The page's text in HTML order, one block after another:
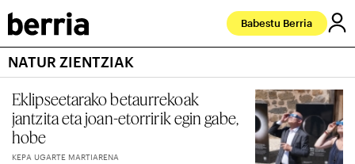
Babestu Berria
NATUR ZIENTZIAK
Eklipseetarako betaurrekoak
jantzita eta joan-etorririk egin gabe,
hobe
KEPA UGARTE MARTIARENA